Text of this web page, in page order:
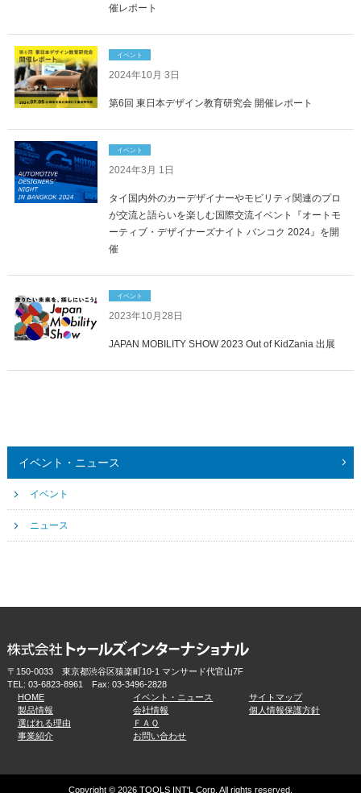
催レポート
イベント
2024年10月 3日
第6回 東日本デザイン教育研究会 開催レポート
イベント
2024年3月 1日
タイ国内外のカーデザイナーやモビリティ関連のプロ
が交流と語らいを楽しむ国際交流イベント『オートモ
ーティブ・デザイナーズナイト バンコク 2024』を開
催
イベント
2023年10月28日
JAPAN MOBILITY SHOW 2023 Out of KidZania 出展
イベント・ニュース
イベント
ニュース
〒150-0033 東京都渋谷区猿楽町10-1 マンサード代官山7F
TEL: 03-6823-8961
Fax: 03-3496-2828
HOME
製品情報
選ばれる理由
事業紹介
イベント・ニュース
会社情報
ＦＡＱ
お問い合わせ
サイトマップ
個人情報保護方針
Copyright © 2026 TOOLS INT'L Corp. All rights reserved.